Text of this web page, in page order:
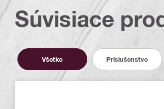
Súvisiace
Všetko Príslušenstvo